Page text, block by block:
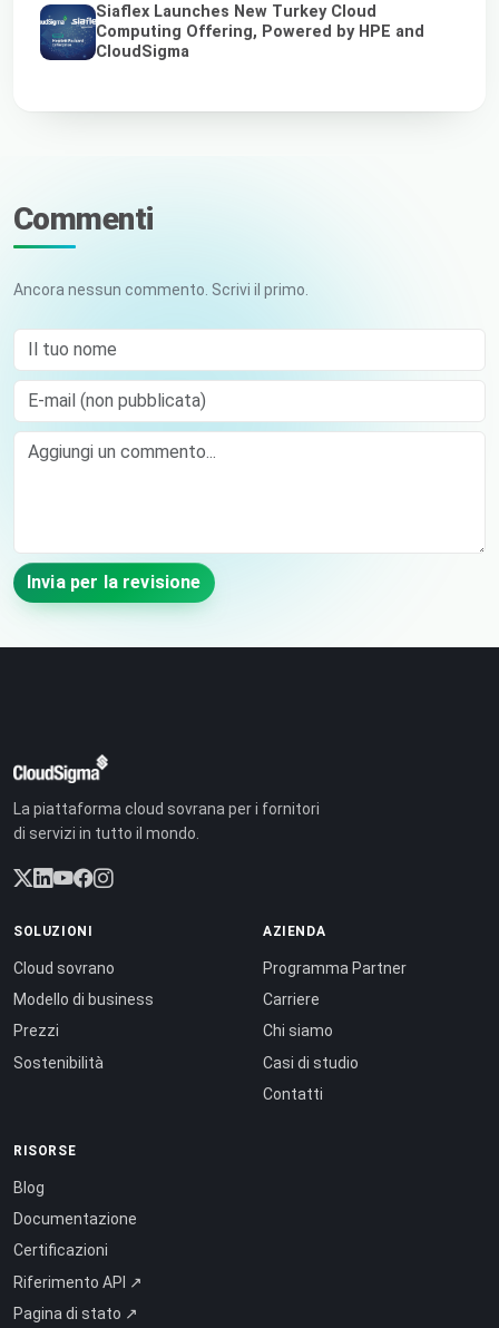
Siaflex Launches New Turkey Cloud
Computing Offering, Powered by HPE and
CloudSigma
Commenti
Ancora nessun commento. Scrivi il primo.
Il tuo nome
E-mail (non pubblicata)
Comment
Invia per la revisione
La piattaforma cloud sovrana per i fornitori
di servizi in tutto il mondo.
SOLUZIONI
Cloud sovrano
Modello di business
Prezzi
Sostenibilità
AZIENDA
Programma Partner
Carriere
Chi siamo
Casi di studio
Contatti
RISORSE
Blog
Documentazione
Certificazioni
Riferimento API ↗
Pagina di stato ↗